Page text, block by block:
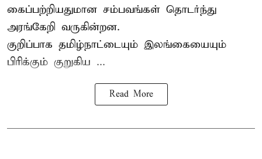
கைப்பற்றியதுமான சம்பவங்கள் தொடர்ந்து
அரங்கேறி வருகின்றன.
குறிப்பாக தமிழ்நாட்டையும் இலங்கையையும்
பிரிக்கும் குறுகிய ...
Read More